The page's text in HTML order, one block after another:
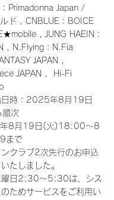
Primadonna Japan /
ド , CNBLUE：BOICE
, JUNG HAEIN：
, N.Flying：N.Fia
JAPAN ,
JAPAN ,  Hi-Fi
日時：2025年8月19日
次
年8月19日(火)18:00～8
まで
クラブ2次先行のお申込
たしました。
曜日2:30～5:30は、シス
ためサービスをご利用い